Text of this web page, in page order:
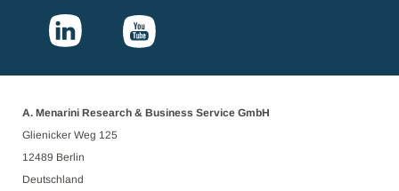
A. Menarini Research & Business Service GmbH
Glienicker Weg 125
12489 Berlin
Deutschland